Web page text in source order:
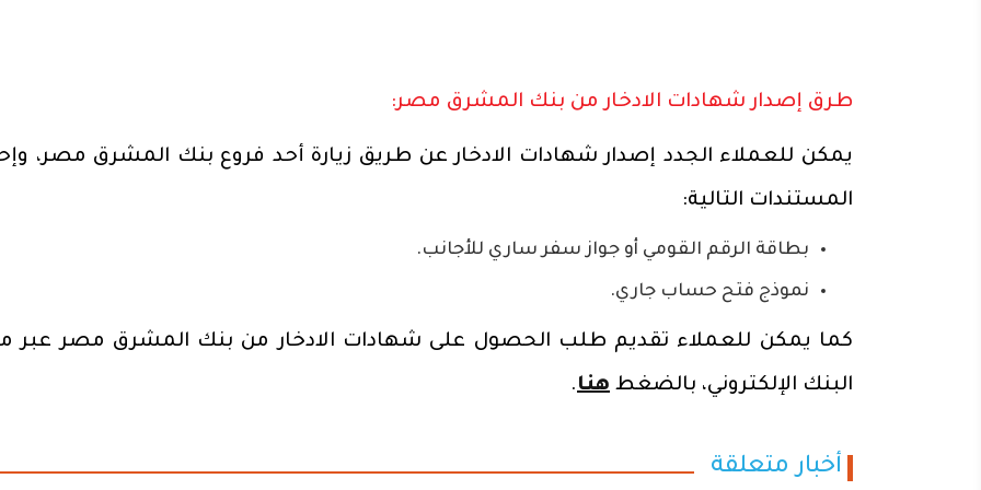
طرق إصدار شهادات الادخار من بنك المشرق مصر:
يمكن للعملاء الجدد إصدار شهادات الادخار عن طريق زيارة أحد فروع بنك المشرق مصر،
المستندات التالية:
بطاقة الرقم القومي أو جواز سفر ساري للأجانب.
نموذج فتح حساب جاري.
كما يمكن للعملاء تقديم طلب الحصول على شهادات الادخار من بنك المشرق مصر عبر
البنك الإلكتروني، بالضغط هنا.
أخبار متعلقة